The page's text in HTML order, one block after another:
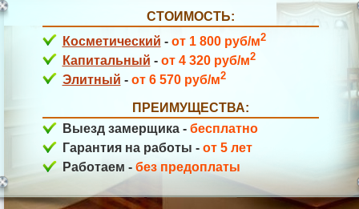
СТОИМОСТЬ:
Косметический - от 1 800 руб/м2
Капитальный - от 4 320 руб/м2
Элитный - от 6 570 руб/м2
ПРЕИМУЩЕСТВА:
Выезд замерщика - бесплатно
Гарантия на работы - от 5 лет
Работаем - без предоплаты
Соловьиная Роща
Рублевское шоссе